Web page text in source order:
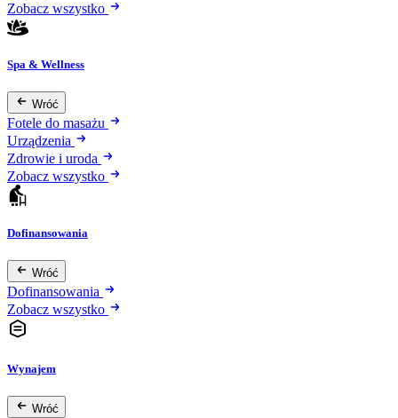
Zobacz wszystko
Spa & Wellness
Wróć
Fotele do masażu
Urządzenia
Zdrowie i uroda
Zobacz wszystko
Dofinansowania
Wróć
Dofinansowania
Zobacz wszystko
Wynajem
Wróć